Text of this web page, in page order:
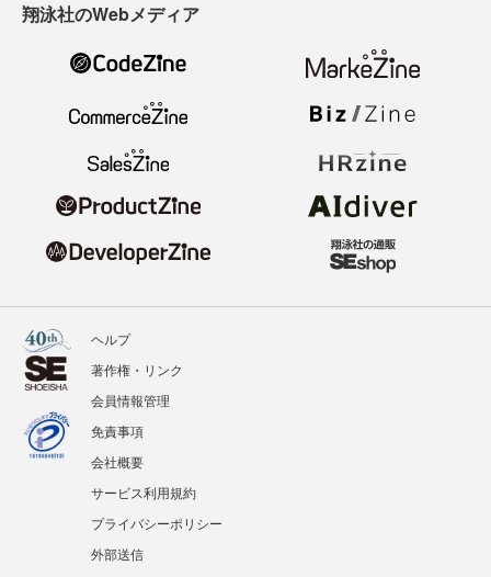
翔泳社のWebメディア
ヘルプ
著作権・リンク
会員情報管理
免責事項
会社概要
サービス利用規約
プライバシーポリシー
外部送信